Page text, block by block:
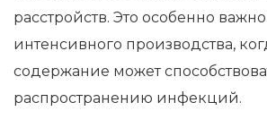
расстройств. Это особенно
интенсивного производства,
содержание может
распространению инфекций.